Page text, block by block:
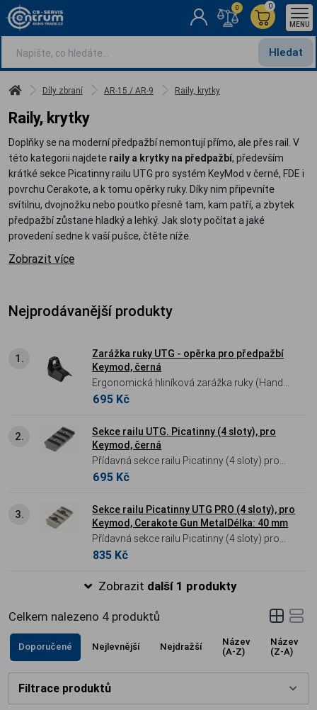
Hledat
0
0
MENU
Díly zbraní AR-15 / AR-9 Raily, krytky
Raily, krytky
Doplňky se na moderní předpažbí nemontují přímo, ale přes rail. V
této kategorii najdete raily a krytky na předpažbí, především
krátké sekce Picatinny railu UTG pro systém KeyMod v černé, FDE i
povrchu Cerakote, a k tomu opěrky ruky. Díky nim připevníte
svítilnu, dvojnožku nebo poutko přesně tam, kam patří, a zbytek
předpažbí zůstane hladký a lehký. Jak sloty počítat a jaké
provedení sedne k vaší pušce, čtěte níže.
Zobrazit více
Nejprodávanější produkty
1.
Zarážka ruky UTG - opěrka pro předpažbí
Keymod, černá
Ergonomická hliníková zarážka ruky (Hand
Stop) pro systémy Keymod – kompaktní
úchop zbraně.
695 Kč
2.
Sekce railu UTG. Picatinny (4 sloty), pro
Keymod, černá
Přídavná sekce railu Picatinny (4 sloty) pro
systém Keymod – lehká hliníková konstrukce
695 Kč
3.
Sekce railu Picatinny UTG PRO (4 sloty), pro
Keymod, Cerakote Gun MetalDélka: 40 mm
Přídavná sekce railu Picatinny (4 sloty) pro
systém Keymod v prémiovém nástřiku
835 Kč
Zobrazit další 1 produkty
Celkem nalezeno 4 produktů
Doporučené Nejlevnější Nejdražší
Název
(A-Z)
Název
(Z-A)
Filtrace produktů